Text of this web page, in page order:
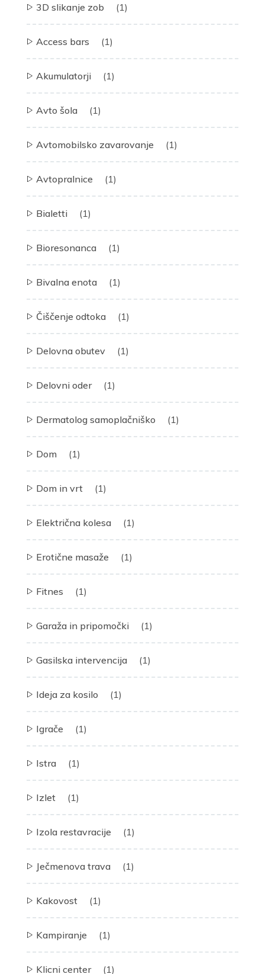
3D slikanje zob (1)
Access bars (1)
Akumulatorji (1)
Avto šola (1)
Avtomobilsko zavarovanje (1)
Avtopralnice (1)
Bialetti (1)
Bioresonanca (1)
Bivalna enota (1)
Čiščenje odtoka (1)
Delovna obutev (1)
Delovni oder (1)
Dermatolog samoplačniško (1)
Dom (1)
Dom in vrt (1)
Električna kolesa (1)
Erotične masaže (1)
Fitnes (1)
Garaža in pripomočki (1)
Gasilska intervencija (1)
Ideja za kosilo (1)
Igrače (1)
Istra (1)
Izlet (1)
Izola restavracije (1)
Ječmenova trava (1)
Kakovost (1)
Kampiranje (1)
Klicni center (1)